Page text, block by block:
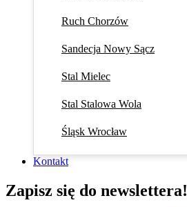
Ruch Chorzów
Sandecja Nowy Sącz
Stal Mielec
Stal Stalowa Wola
Śląsk Wrocław
Kontakt
Zapisz się do newslettera!